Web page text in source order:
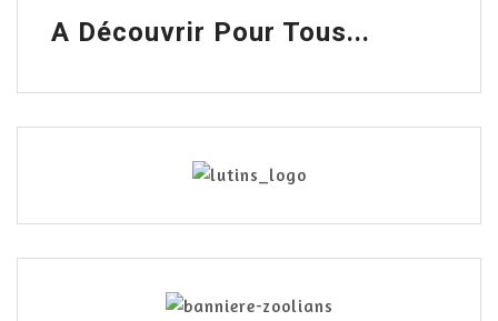
A Découvrir Pour Tous...